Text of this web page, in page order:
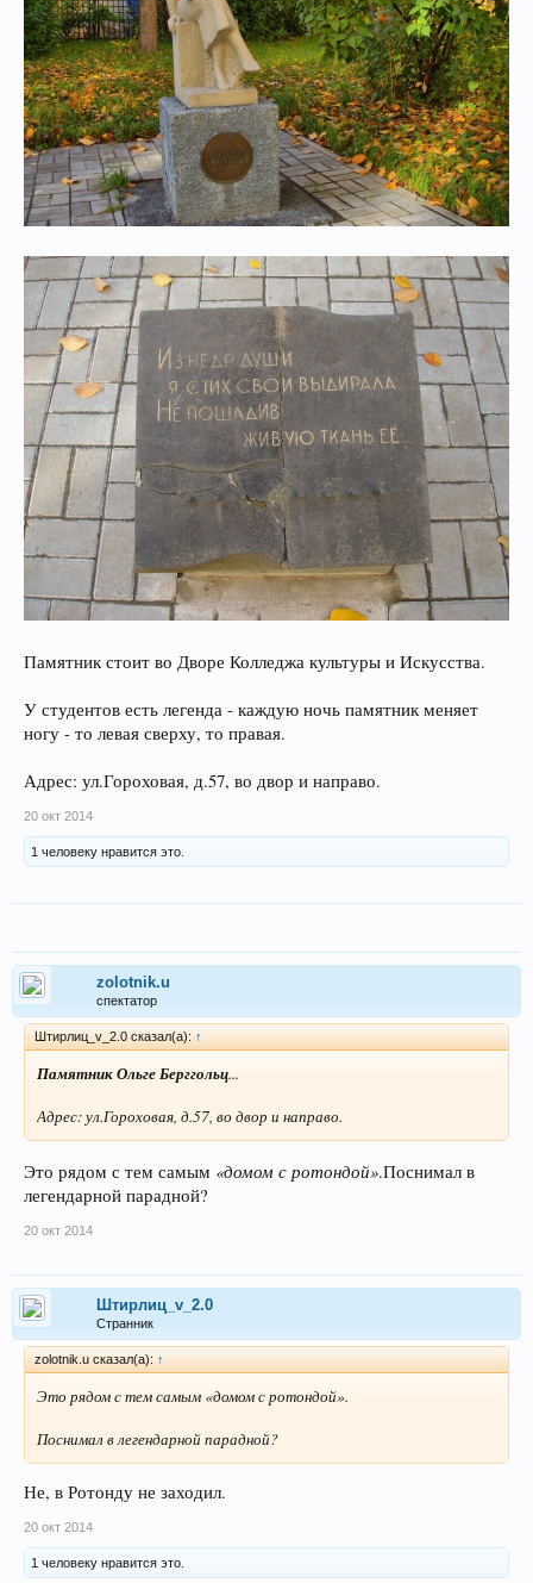
Памятник стоит во Дворе Колледжа культуры и Искусства.
У студентов есть легенда - каждую ночь памятник меняет
ногу - то левая сверху, то правая.
Адрес: ул.Гороховая, д.57, во двор и направо.
20 окт 2014
1 человеку нравится это.
zolotnik.u
спектатор
Штирлиц_v_2.0 сказал(а): ↑
Памятник Ольге Берггольц...
Адрес: ул.Гороховая, д.57, во двор и направо.
Это рядом с тем самым «домом с ротондой».Поснимал в
легендарной парадной?
20 окт 2014
Штирлиц_v_2.0
Странник
zolotnik.u сказал(а): ↑
Это рядом с тем самым «домом с ротондой».
Поснимал в легендарной парадной?
Не, в Ротонду не заходил.
20 окт 2014
1 человеку нравится это.